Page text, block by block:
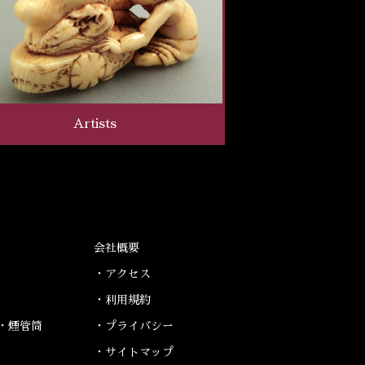
Artists
煙管筒
会社概要
・アクセス
・利用規約
・プライバシー
・サイトマップ